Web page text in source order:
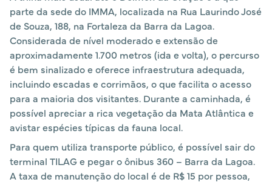
parte da sede do IMMA, localizada na Rua Laurindo José
de Souza, 188, na Fortaleza da Barra da Lagoa.
Considerada de nível moderado e extensão de
aproximadamente 1.700 metros (ida e volta), o percurso
é bem sinalizado e oferece infraestrutura adequada,
incluindo escadas e corrimãos, o que facilita o acesso
para a maioria dos visitantes. Durante a caminhada, é
possível apreciar a rica vegetação da Mata Atlântica e
avistar espécies típicas da fauna local.
Para quem utiliza transporte público, é possível sair do
terminal TILAG e pegar o ônibus 360 – Barra da Lagoa.
A taxa de manutenção do local é de R$ 15 por pessoa,